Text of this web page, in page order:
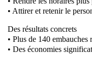
• Attirer et retenir le
Des résultats concrets
• Plus de 140
• Des économies